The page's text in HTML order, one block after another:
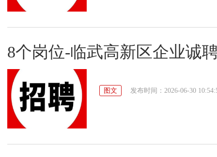
8个岗位-临武高新区企业诚
图文 发布时间：2026-06-30